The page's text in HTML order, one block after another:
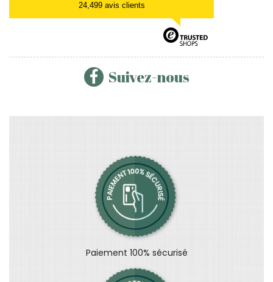
24,499 avis clients
Suivez-nous
Paiement 100% sécurisé